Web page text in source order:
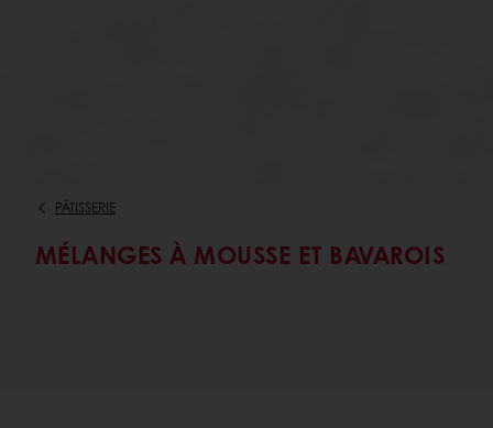
PÂTISSERIE
MÉLANGES À MOUSSE ET BAVAROIS